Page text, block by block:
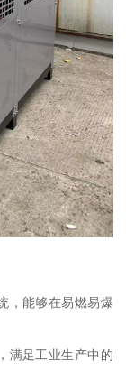
，能够在易燃易爆
满足工业生产中的